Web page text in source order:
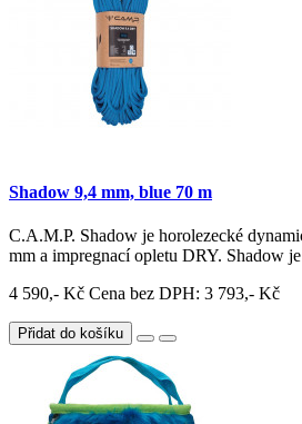
Shadow 9,4 mm, blue 70 m
C.A.M.P. Shadow je horolezecké
mm a impregnací opletu DRY. Shadow
4 590,- Kč Cena bez DPH: 3 793,- Kč
Přidat do košíku